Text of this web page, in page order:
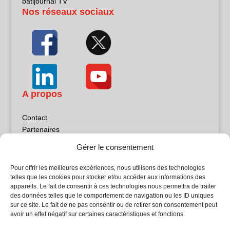
Gérer le consentement
Pour offrir les meilleures expériences, nous utilisons des technologies
telles que les cookies pour stocker et/ou accéder aux informations des
appareils. Le fait de consentir à ces technologies nous permettra de traiter
des données telles que le comportement de navigation ou les ID uniques
sur ce site. Le fait de ne pas consentir ou de retirer son consentement peut
avoir un effet négatif sur certaines caractéristiques et fonctions.
Nos réseaux sociaux
A propos
Contact
Partenaires
Politique de confidentialité
Sites partenaires
5Façades
Atrium Patrimoine